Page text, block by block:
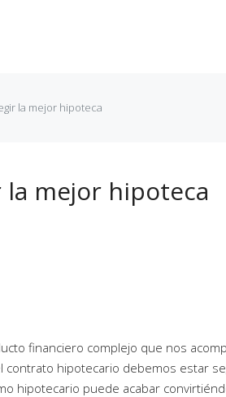
la mejor hipoteca
la mejor hipoteca
financiero complejo que nos
contrato hipotecario debemos estar
hipotecario puede acabar